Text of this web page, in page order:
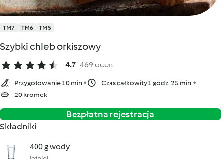
TM7 TM6 TM5
Szybki chleb orkiszowy
4.7 469 ocen
Przygotowanie 10 min
Czas całkowity 1 godz. 25 min
20 kromek
Bezpłatna rejestracja
Składniki
400 g wody